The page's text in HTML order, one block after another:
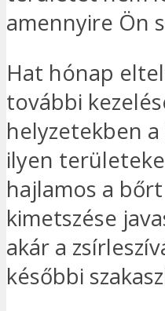
amennyire Ön
Hat hónap
további
helyzetekben
ilyen
hajlamos a
kimetszése
akár a
későbbi